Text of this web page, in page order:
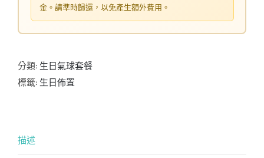
金。請準時歸還，以免產生額外費用。
分類: 生日氣球套餐
標籤: 生日佈置
描述